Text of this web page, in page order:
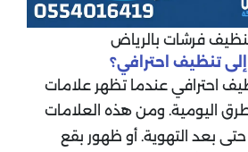
فرشات بالرياض
تنظيف احترافي؟
احترافي عندما تظهر علامات
اليومية. ومن هذه العلامات
بعد التهوية. أو ظهور بقع